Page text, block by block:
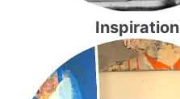
Inspiration